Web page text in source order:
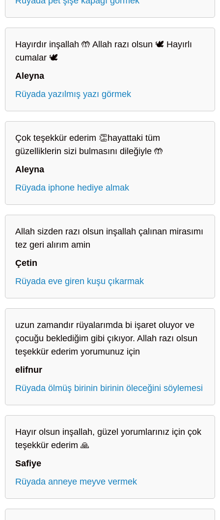
Hayırdır inşallah 🤲 Allah razı olsun 🕊️ Hayırlı
cumalar 🕊️
Aleyna
Rüyada yazılmış yazı görmek
Çok teşekkür ederim 👏hayattaki tüm
güzelliklerin sizi bulmasını dileğiyle 🤲
Aleyna
Rüyada iphone hediye almak
Allah sizden razı olsun inşallah çalınan mirasımı
tez geri alırım amin
Çetin
Rüyada eve giren kuşu çıkarmak
uzun zamandır rüyalarımda bi işaret oluyor ve
çocuğu beklediğim gibi çıkıyor. Allah razı olsun
teşekkür ederim yorumunuz için
elifnur
Rüyada ölmüş birinin birinin öleceğini söylemesi
Hayır olsun inşallah, güzel yorumlarınız için çok
teşekkür ederim 🙏
Safiye
Rüyada anneye meyve vermek